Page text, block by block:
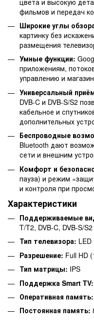
фильмов и передач
Широкие углы
картинку без
размещения
Умные функции:
приложениям,
управлению и
Универсальный
DVB-C и DVB-S/S2
кабельное и
дополнительных
Беспроводные
Bluetooth дают
сети и внешним
Комфорт и
пауза) и режим
и контроля при
Характеристики
Поддерживаемые
T/T2, DVB-C, DVB-S/S2
Тип телевизора: LED
Разрешение: Full HD
Тип матрицы: IPS
Поддержка Smart TV:
Оперативная память:
Постоянная память: